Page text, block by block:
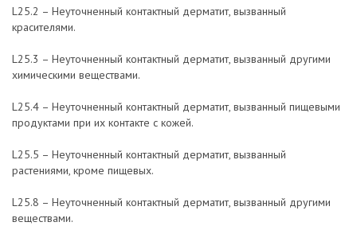
L25.2 – Неуточненный контактный дерматит, вызванный
красителями.
L25.3 – Неуточненный контактный дерматит, вызванный другими
химическими веществами.
L25.4 – Неуточненный контактный дерматит, вызванный пищевыми
продуктами при их контакте с кожей.
L25.5 – Неуточненный контактный дерматит, вызванный
растениями, кроме пищевых.
L25.8 – Неуточненный контактный дерматит, вызванный другими
веществами.